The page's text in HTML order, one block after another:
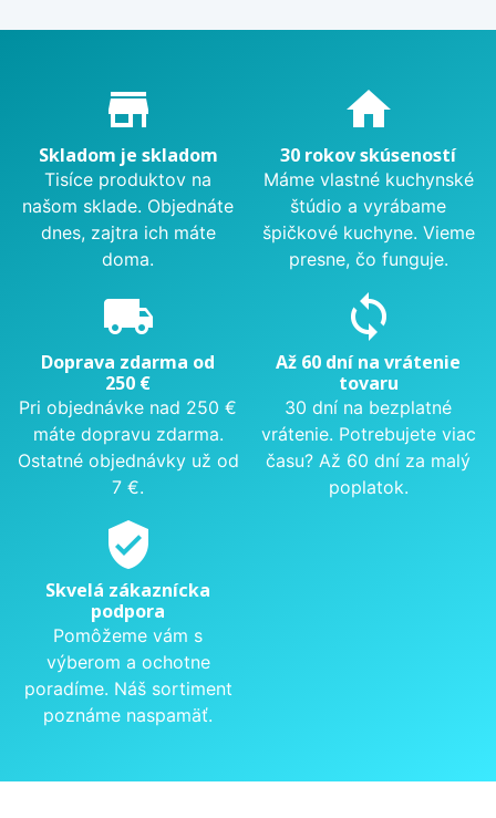
Proč nakupovat u nás?
store_mall_directory
Skladom je skladom
Tisíce produktov na
našom sklade. Objednáte
dnes, zajtra ich máte
doma.
home
30 rokov skúseností
Máme vlastné kuchynské
štúdio a vyrábame
špičkové kuchyne. Vieme
presne, čo funguje.
local_shipping
Doprava zdarma od
250 €
Pri objednávke nad 250 €
máte dopravu zdarma.
Ostatné objednávky už od
7 €.
sync
Až 60 dní na vrátenie
tovaru
30 dní na bezplatné
vrátenie. Potrebujete viac
času? Až 60 dní za malý
poplatok.
verified_user
Skvelá zákaznícka
podpora
Pomôžeme vám s
výberom a ochotne
poradíme. Náš sortiment
poznáme naspamäť.